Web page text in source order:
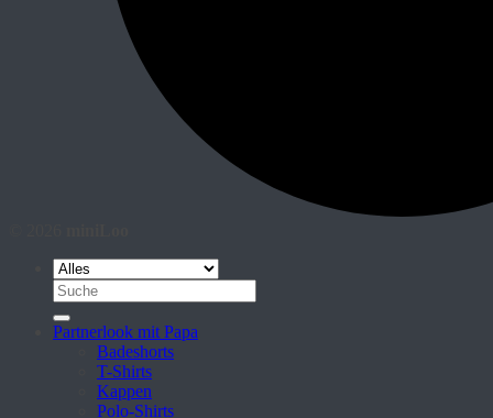
Suche
nach:
Partnerlook mit Papa
Badeshorts
T-Shirts
Kappen
Polo-Shirts